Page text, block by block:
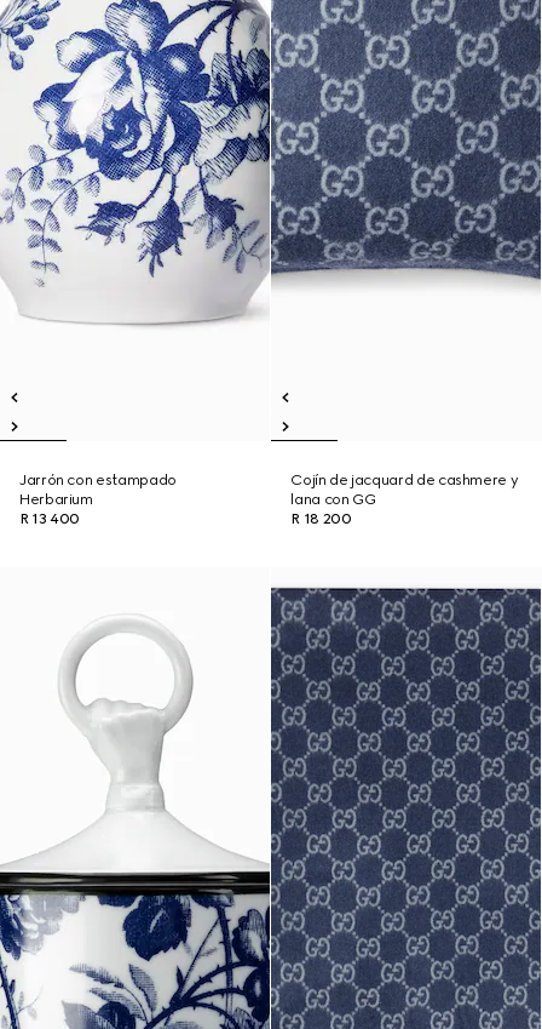
Jarrón con estampado
Herbarium
R 13 400
Cojín de jacquard de cashmere y
lana con GG
R 18 200